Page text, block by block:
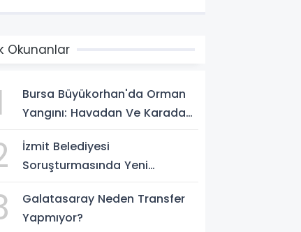
Okunanlar
Bursa Büyükorhan'da Orman
Yangını: Havadan Ve Karadan
İzmit Belediyesi
Soruşturmasında Yeni
Galatasaray Neden Transfer
Yapmıyor?